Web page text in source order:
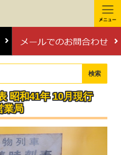
検索
昭和41年 10月現行
業局